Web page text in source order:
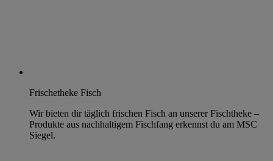
Frischetheke Fisch
Wir bieten dir täglich frischen Fisch an unserer Fischtheke –
Produkte aus nachhaltigem Fischfang erkennst du am MSC
Siegel.